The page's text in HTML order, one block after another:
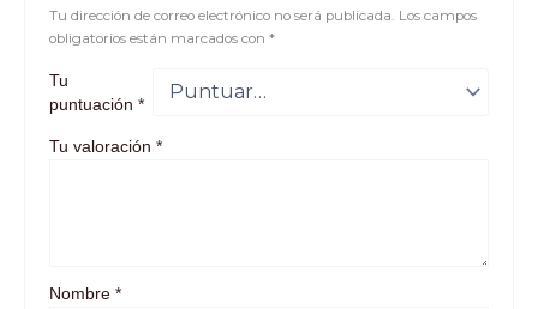
Tu dirección de correo electrónico no será publicada. Los campos
obligatorios están marcados con *
Tu
puntuación *
Tu valoración *
Nombre *